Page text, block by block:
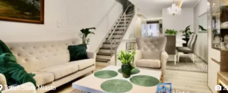
Toruń Stare Miasto